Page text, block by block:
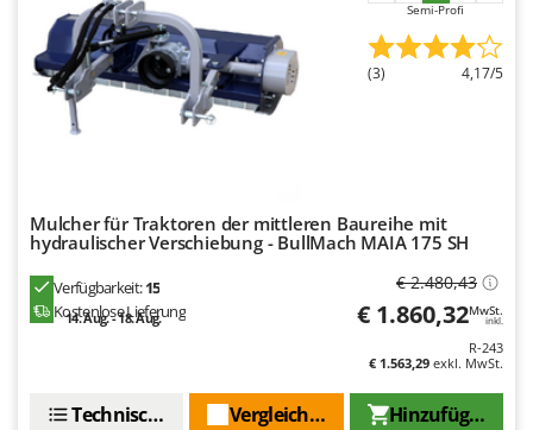
Semi-Profi
(3) 4,17/5
Mulcher für Traktoren der mittleren Baureihe mit
hydraulischer Verschiebung - BullMach MAIA 175 SH
Verfügbarkeit:15
Kostenlose Lieferung
14. Aug. - 18. Aug.
€ 2.480,43
€ 1.860,32MwSt.
inkl.
R-243
€ 1.563,29 exkl. MwSt.
Hinzufügen
Vergleichen Sie
Technische Daten